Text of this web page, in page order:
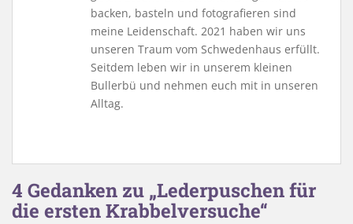
backen, basteln und fotografieren sind
meine Leidenschaft. 2021 haben wir uns
unseren Traum vom Schwedenhaus erfüllt.
Seitdem leben wir in unserem kleinen
Bullerbü und nehmen euch mit in unseren
Alltag.
4 Gedanken zu „Lederpuschen für
die ersten Krabbelversuche“